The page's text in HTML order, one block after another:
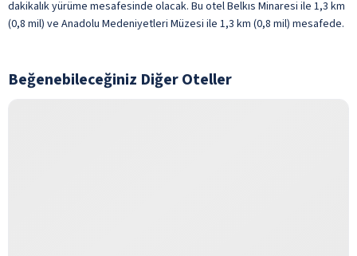
dakikalık yürüme mesafesinde olacak. Bu otel Belkıs Minaresi ile 1,3 km
(0,8 mil) ve Anadolu Medeniyetleri Müzesi ile 1,3 km (0,8 mil) mesafede.
Beğenebileceğiniz Diğer Oteller